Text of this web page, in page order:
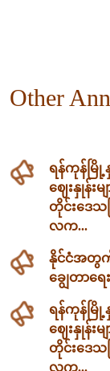
Other
ရန်ကုန်မ
ဈေးနှုန်းမ
တိုင်းဒေသ
လက...
နိုင်ငံအတွ
ချွေတာရေ
ရန်ကုန်မ
ဈေးနှုန်းမ
တိုင်းဒေသ
လက...